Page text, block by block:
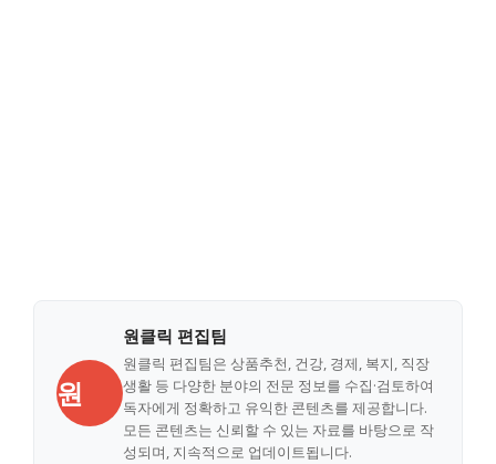
원
원클릭 편집팀
원클릭 편집팀은 상품추천, 건강, 경제, 복지, 직장
생활 등 다양한 분야의 전문 정보를 수집·검토하여
독자에게 정확하고 유익한 콘텐츠를 제공합니다.
모든 콘텐츠는 신뢰할 수 있는 자료를 바탕으로 작
성되며, 지속적으로 업데이트됩니다.